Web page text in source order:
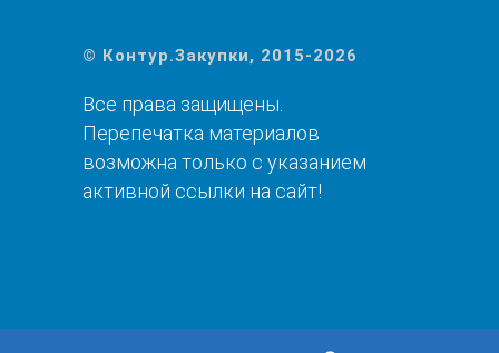
© Контур.Закупки, 2015-2026
Все права защищены.
Перепечатка материалов
возможна только с указанием
активной ссылки на сайт!